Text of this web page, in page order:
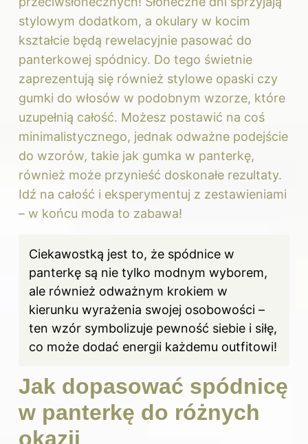
stylowym dodatkom, a okulary w kocim
kształcie będą rewelacyjnie pasować do
panterkowej spódnicy. Do tego świetnie
zaprezentują się również stylowe opaski czy
gumki do włosów w podobnym wzorze, które
uzupełnią całość. Możesz postawić na coś
minimalistycznego, jednak odważne podejście
do wzorów, takie jak gumka w panterkę,
również może przynieść doskonałe rezultaty.
Idź na całość i eksperymentuj z zestawieniami
– w końcu moda to zabawa!
Ciekawostką jest to, że spódnice w
panterkę są nie tylko modnym wyborem,
ale również odważnym krokiem w
kierunku wyrażenia swojej osobowości –
ten wzór symbolizuje pewność siebie i siłę,
co może dodać energii każdemu outfitowi!
Jak dopasować spódnicę
w panterkę do różnych
okazji